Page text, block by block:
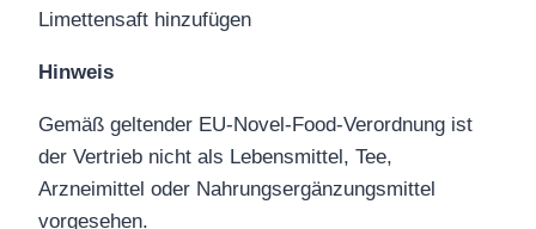
Limettensaft hinzufügen
Hinweis
Gemäß geltender EU-Novel-Food-Verordnung ist
der Vertrieb nicht als Lebensmittel, Tee,
Arzneimittel oder Nahrungsergänzungsmittel
vorgesehen.